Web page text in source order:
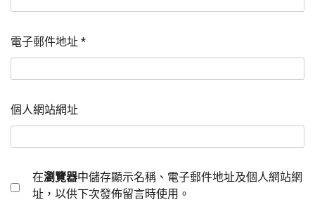
電子郵件地址 *
個人網站網址
在瀏覽器中儲存顯示名稱、電子郵件地址及個人網站網
址，以供下次發佈留言時使用。